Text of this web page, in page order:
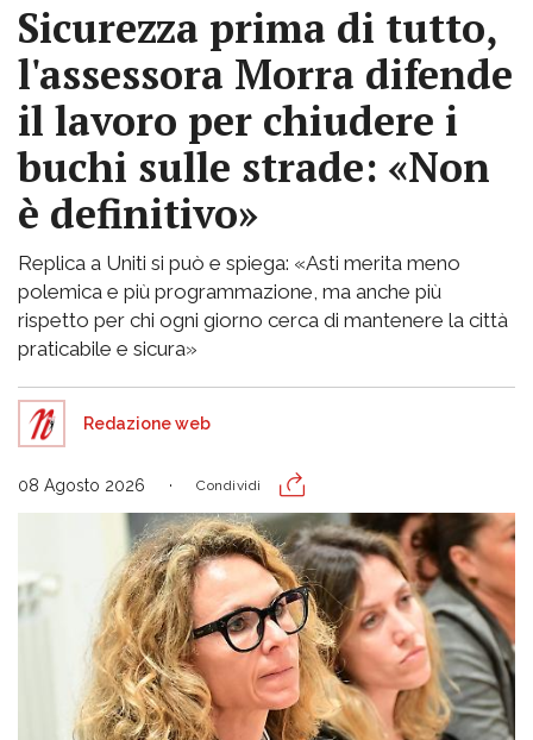
Sicurezza prima di tutto,
l'assessora Morra difende
il lavoro per chiudere i
buchi sulle strade: «Non
è definitivo»
Replica a Uniti si può e spiega: «Asti merita meno
polemica e più programmazione, ma anche più
rispetto per chi ogni giorno cerca di mantenere la città
praticabile e sicura»
Redazione web
08 Agosto 2026 Condividi